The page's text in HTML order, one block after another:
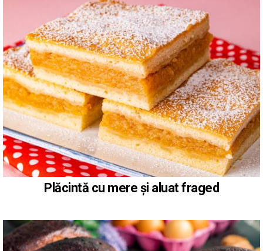
Plăcintă cu mere și aluat fraged